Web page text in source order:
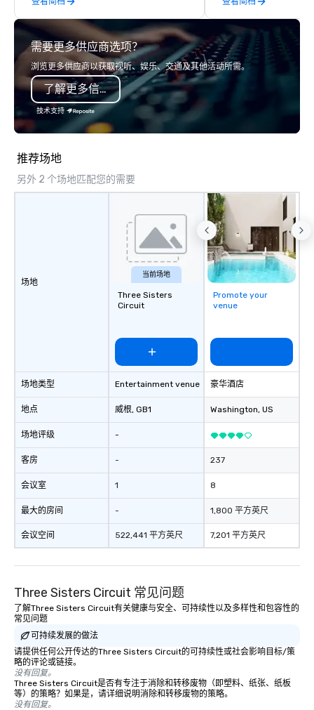
information, or send us your logo and
we will create an interactive
presentation highlighting your brand.
time management,
decision-making. Anywhere! We offer
scavenger hunts in
around the world.
is in the USA, Canada,
Australia, we can do
work everywhere! Anytime! Our
scavenger hunt on
and with little time
by you. Anyone! Our scavenger hunts
are designed for both
groups. There is no
can’t handle! We
pricing options to suit
and the specific
需要更多供应商选项？
浏览更多供应商以获取视听、娱乐、交通及其他活动所需。
了解更多信息
技术支持
推荐场地
另外 2 个场地匹配您的需要
场地
场地类型
地点
场地评级
客房
会议室
最大的房间
会议空间
当前场地
Three Sisters
Circuit
Entertainment venue
威根, GB1
-
-
1
-
522,441 平方英尺
Promote your
venue
豪华酒店
Washington, US
237
8
1,800 平方英尺
7,201 平方英尺
Three Sisters Circuit 常见问题
了解Three Sisters Circuit有关健康与安全、可持续性以及多样性和包容性的
常见问题
可持续发展的做法
请提供任何公开传达的Three Sisters Circuit的可持续性或社会影响目标/策
略的评论或链接。
没有回复。
Three Sisters Circuit是否有专注于消除和转移废物（即塑料、纸张、纸板
等）的策略？如果是，请详细说明消除和转移废物的策略。
没有回复。